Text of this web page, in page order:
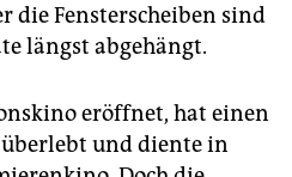
die Fensterscheiben sind
längst abgehängt.
eröffnet, hat einen
und diente in